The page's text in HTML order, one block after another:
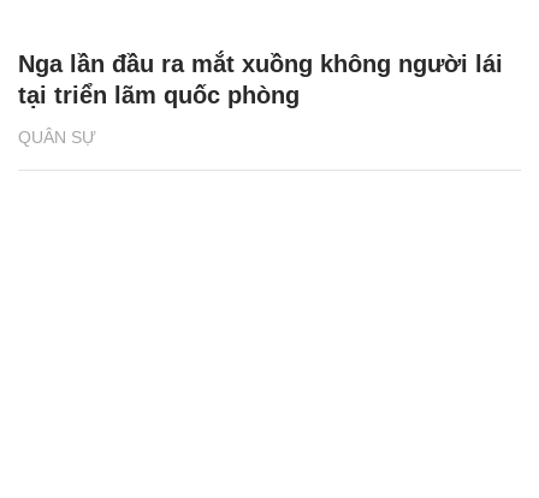
QUÂN SỰ
Nga lần đầu ra mắt xuồng không người lái
tại triển lãm quốc phòng